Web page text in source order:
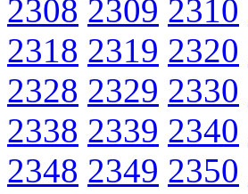
2308 2309 2310
2318 2319 2320
2328 2329 2330
2338 2339 2340
2348 2349 2350